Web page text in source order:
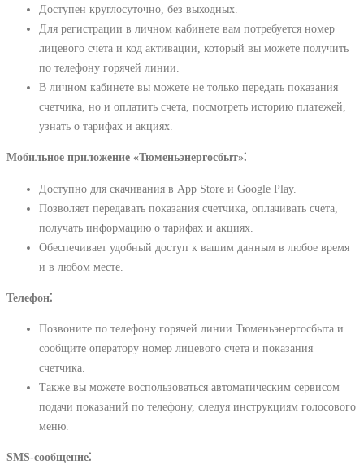
Доступен круглосуточно, без выходных.
Для регистрации в личном кабинете вам потребуется номер
лицевого счета и код активации, который вы можете получить
по телефону горячей линии.
В личном кабинете вы можете не только передать показания
счетчика, но и оплатить счета, посмотреть историю платежей,
узнать о тарифах и акциях.
Мобильное приложение «Тюменьэнергосбыт»⁚
Доступно для скачивания в App Store и Google Play.
Позволяет передавать показания счетчика, оплачивать счета,
получать информацию о тарифах и акциях.
Обеспечивает удобный доступ к вашим данным в любое время
и в любом месте.
Телефон⁚
Позвоните по телефону горячей линии Тюменьэнергосбыта и
сообщите оператору номер лицевого счета и показания
счетчика.
Также вы можете воспользоваться автоматическим сервисом
подачи показаний по телефону, следуя инструкциям голосового
меню.
SMS-сообщение⁚